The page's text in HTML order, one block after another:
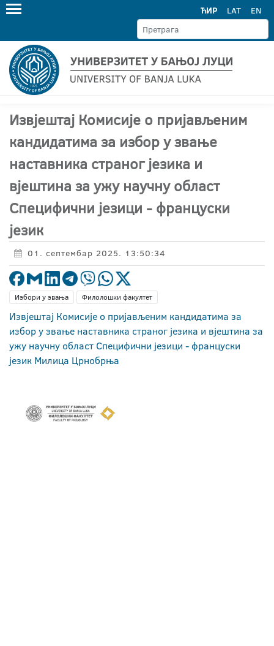
ЋИР LAT EN
Извјештај Комисије о пријављеним
кандидатима за избор у звање
наставника страног језика и
вјештина за ужу научну област
Специфични језици - француски
језик
01. септембар 2025. 13:50:34
Избори у звања Филолошки факултет
Извјештај Комисије о пријављеним кандидатима за
избор у звање наставника страног језика и вјештина за
ужу научну област Специфични језици - француски
језик Милица Црнобрња